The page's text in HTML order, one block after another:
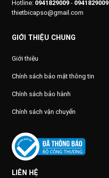
Hotline: 0941829009 - 0941829009
thietbicapso@gmail.com
GIỚI THIỆU CHUNG
Giới thiệu
Chính sách bảo mật thông tin
Chính sách bảo hành
Chính sách vận chuyển
LIÊN HỆ